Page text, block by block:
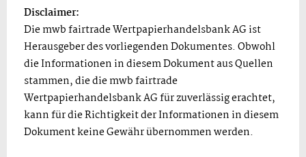
Disclaimer:
Die mwb fairtrade Wertpapierhandelsbank AG ist
Herausgeber des vorliegenden Dokumentes. Obwohl
die Informationen in diesem Dokument aus Quellen
stammen, die die mwb fairtrade
Wertpapierhandelsbank AG für zuverlässig erachtet,
kann für die Richtigkeit der Informationen in diesem
Dokument keine Gewähr übernommen werden.